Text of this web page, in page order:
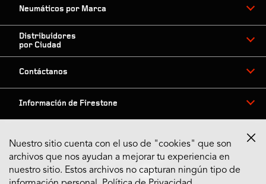
Neumáticos por Marca
Distribuidores
por Ciudad
Contáctanos
Información de Firestone
Síguenos en Redes
Nuestro sitio cuenta con el uso de "cookies" que son
archivos que nos ayudan a mejorar tu experiencia en
nuestro sitio. Estos archivos no capturan ningún tipo de